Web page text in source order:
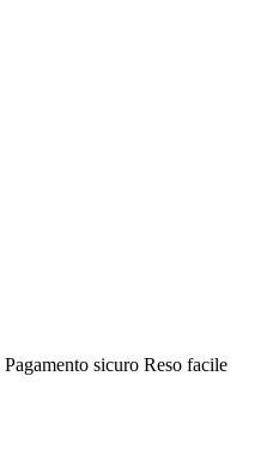
Pagamento sicuro Reso facile